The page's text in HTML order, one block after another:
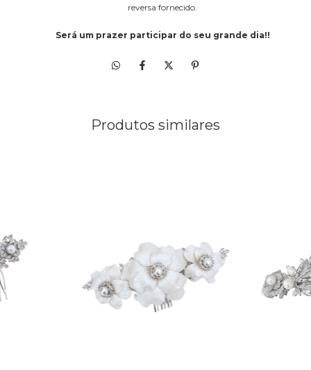
reversa fornecido.
Será um prazer participar do seu grande dia!!
Produtos similares